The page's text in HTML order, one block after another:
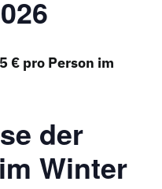
€ pro Person im
der
Winter